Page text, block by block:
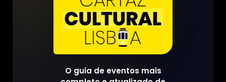
O guia de eventos mais